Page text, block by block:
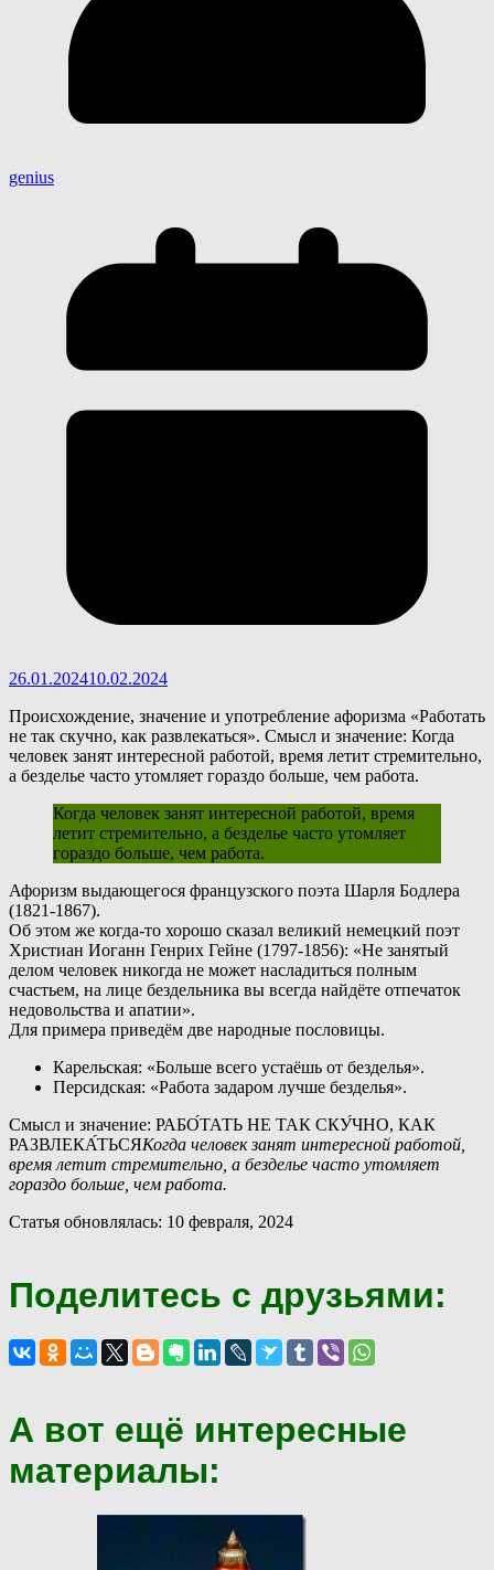
genius
26.01.202410.02.2024
Происхождение, значение и употребление афоризма «Работать
не так скучно, как развлекаться». Смысл и значение: Когда
человек занят интересной работой, время летит стремительно,
а безделье часто утомляет гораздо больше, чем работа.
Когда человек занят интересной работой, время
летит стремительно, а безделье часто утомляет
гораздо больше, чем работа.
Афоризм выдающегося французского поэта Шарля Бодлера
(1821-1867).
Об этом же когда-то хорошо сказал великий немецкий поэт
Христиан Иоганн Генрих Гейне (1797-1856): «Не занятый
делом человек никогда не может насладиться полным
счастьем, на лице бездельника вы всегда найдёте отпечаток
недовольства и апатии».
Для примера приведём две народные пословицы.
Карельская: «Больше всего устаёшь от безделья».
Персидская: «Работа задаром лучше безделья».
Смысл и значение: РАБО́ТАТЬ НЕ ТАК СКУ́ЧНО, КАК
РАЗВЛЕКА́ТЬСЯКогда человек занят интересной работой,
время летит стремительно, а безделье часто утомляет
гораздо больше, чем работа.
Статья обновлялась: 10 февраля, 2024
Поделитесь с друзьями:
А вот ещё интересные
материалы: